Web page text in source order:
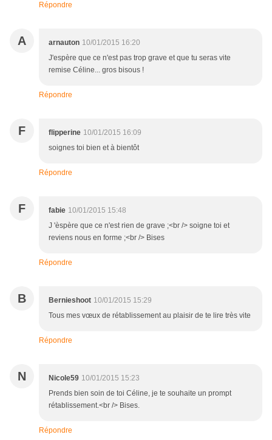
Répondre
A arnauton 10/01/2015 16:20
J'espère que ce n'est pas trop grave et que tu seras vite
remise Céline... gros bisous !
Répondre
F flipperine 10/01/2015 16:09
soignes toi bien et à bientôt
Répondre
F fabie 10/01/2015 15:48
J 'èspère que ce n'est rien de grave ;<br /> soigne toi et
reviens nous en forme ;<br /> Bises
Répondre
B Bernieshoot 10/01/2015 15:29
Tous mes vœux de rétablissement au plaisir de te lire très vite
Répondre
N Nicole59 10/01/2015 15:23
Prends bien soin de toi Céline, je te souhaite un prompt
rétablissement.<br /> Bises.
Répondre